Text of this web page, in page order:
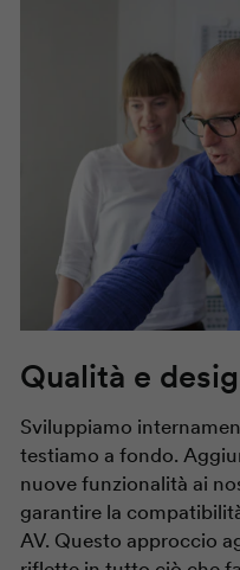
Qualità e
Sviluppiamo
testiamo a fondo.
nuove funzionalità ai
garantire la
AV. Questo approccio